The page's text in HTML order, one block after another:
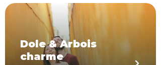
Dole & Arbois
charme